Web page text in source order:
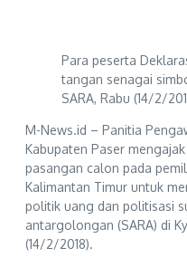
Para peserta
tangan senagai
SARA, Rabu (14/2/
M-News.id – Panitia
Kabupaten Paser
pasangan calon pada
Kalimantan Timur untuk
politik uang dan politisasi
antargolongan (SARA) di
(14/2/2018).